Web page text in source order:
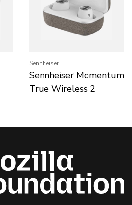
Sennheiser
Sennheiser Momentum
True Wireless 2